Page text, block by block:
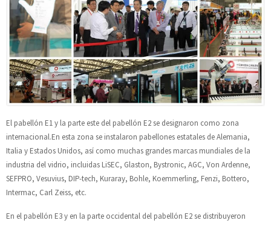
El pabellón E1 y la parte este del pabellón E2 se designaron como zona
internacional.En esta zona se instalaron pabellones estatales de Alemania,
Italia y Estados Unidos, así como muchas grandes marcas mundiales de la
industria del vidrio, incluidas LiSEC, Glaston, Bystronic, AGC, Von Ardenne,
SEFPRO, Vesuvius, DIP-tech, Kuraray, Bohle, Koemmerling, Fenzi, Bottero,
Intermac, Carl Zeiss, etc.
En el pabellón E3 y en la parte occidental del pabellón E2 se distribuyeron